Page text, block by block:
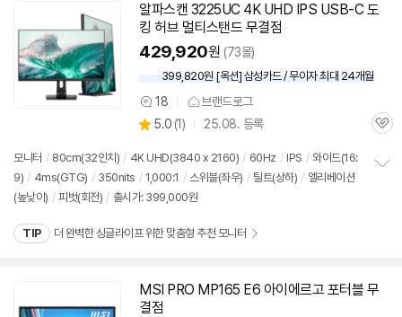
알파스캔 3225UC 4K UHD IPS USB-C 도
킹 허브 멀티스탠드 무결점
429,920원 (73몰)
399,820원 [옥션] 삼성카드 / 무이자 최대 24개월
상
품
견
18 브랜드로그
별
점
5.0 (상
리
뷰
1) 25.08. 등록
관
모니터 / 80cm(32인치) / 4K UHD(3840 x 2160) / 60Hz / IPS / 와이드(16:
9) / 4ms(GTG) / 350nits / 1,000:1 / 스위블(좌우) / 틸트(상하) / 엘리베이션
(높낮이) / 피벗(회전) / 출시가: 399,000원
TIP 더 완벽한 싱글라이프 위한 맞춤형 추천 모니터
MSI PRO MP165 E6 아이에르고 포터블 무
결점